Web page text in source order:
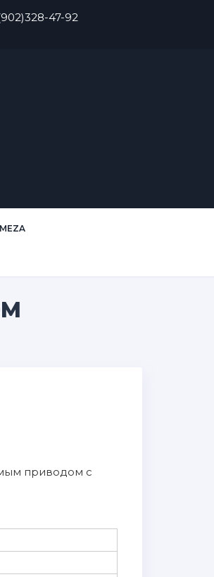
47-92
приводом с